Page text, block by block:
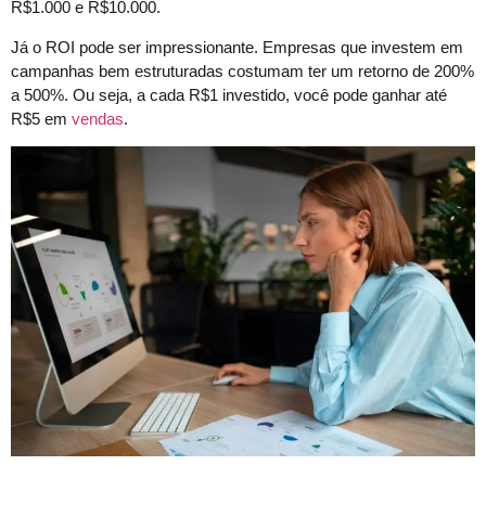
R$1.000 e R$10.000.
Já o ROI pode ser impressionante. Empresas que investem em
campanhas bem estruturadas costumam ter um retorno de 200%
a 500%. Ou seja, a cada R$1 investido, você pode ganhar até
R$5 em vendas.